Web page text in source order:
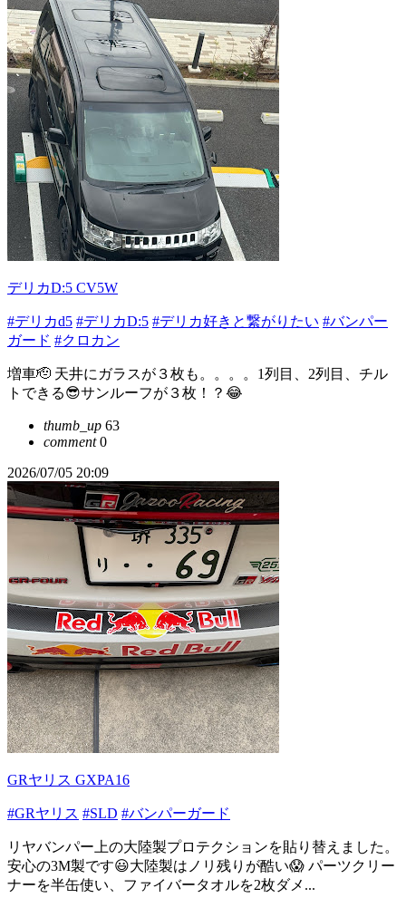
デリカD:5 CV5W
#デリカd5 #デリカD:5 #デリカ好きと繋がりたい #バンパー
ガード #クロカン
増車🫡 天井にガラスが３枚も。。。。1列目、2列目、チル
トできる😎サンルーフが３枚！？😂
thumb_up 63
comment0
2026/07/05 20:09
GRヤリス GXPA16
#GRヤリス #SLD #バンパーガード
リヤバンパー上の大陸製プロテクションを貼り替えました。
安心の3M製です😃大陸製はノリ残りが酷い😱 パーツクリー
ナーを半缶使い、ファイバータオルを2枚ダメ...